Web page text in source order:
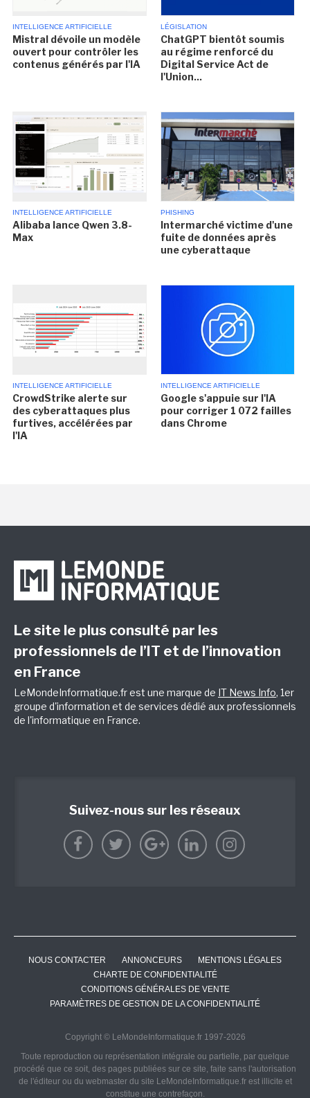
INTELLIGENCE ARTIFICIELLE
Mistral dévoile un modèle
ouvert pour contrôler les
contenus générés par l'IA
LÉGISLATION
ChatGPT bientôt soumis
au régime renforcé du
Digital Service Act de
l'Union...
INTELLIGENCE ARTIFICIELLE
Alibaba lance Qwen 3.8-
Max
PHISHING
Intermarché victime d'une
fuite de données après
une cyberattaque
INTELLIGENCE ARTIFICIELLE
CrowdStrike alerte sur
des cyberattaques plus
furtives, accélérées par
l'IA
INTELLIGENCE ARTIFICIELLE
Google s'appuie sur l'IA
pour corriger 1 072 failles
dans Chrome
Le site le plus consulté par les
professionnels de l’IT et de l’innovation
en France
LeMondeInformatique.fr est une marque de IT News Info, 1er
groupe d'information et de services dédié aux professionnels
de l'informatique en France.
Suivez-nous sur les réseaux
NOUS CONTACTER ANNONCEURS
MENTIONS LÉGALES
CHARTE DE CONFIDENTIALITÉ
CONDITIONS GÉNÉRALES DE VENTE
PARAMÈTRES DE GESTION DE LA CONFIDENTIALITÉ
Copyright © LeMondeInformatique.fr 1997-2026
Toute reproduction ou représentation intégrale ou partielle, par quelque
procédé que ce soit, des pages publiées sur ce site, faite sans l'autorisation
de l'éditeur ou du webmaster du site LeMondeInformatique.fr est illicite et
constitue une contrefaçon.